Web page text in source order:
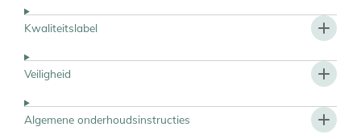
Kwaliteitslabel
Veiligheid
Algemene onderhoudsinstructies